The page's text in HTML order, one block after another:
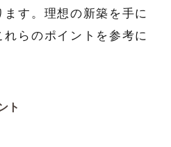
す。理想の新築を手に
らのポイントを参考に
ト